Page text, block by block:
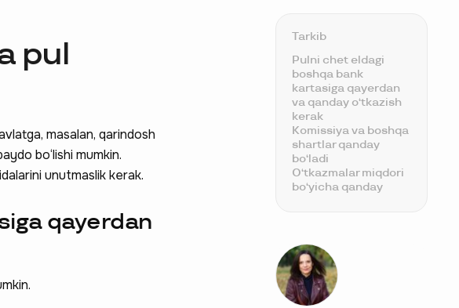
pul
masalan, qarindosh
bo‘lishi mumkin.
unutmaslik kerak.
qayerdan
Tarkib
Pulni chet eldagi
boshqa bank
kartasiga qayerdan
va qanday o‘tkazish
kerak
Komissiya va boshqa
shartlar qanday
bo‘ladi
O‘tkazmalar miqdori
bo‘yicha qanday
O‘tkazma qanchalik
tez amalga oshiriladi
Chet elga pulni
kartadan kartaga
o‘tkazishda xavfsizlik